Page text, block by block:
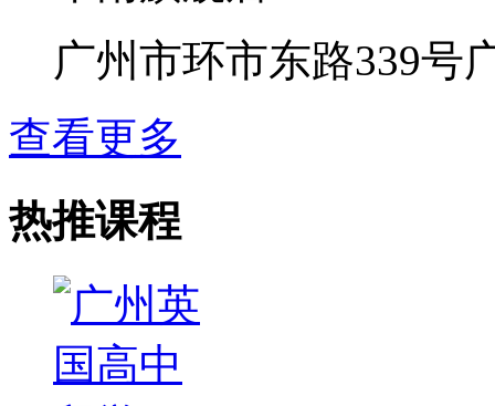
广州市环市东路339号
查看更多
热推课程